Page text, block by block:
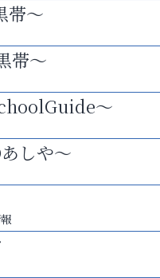
帯～
帯～
～
しや～